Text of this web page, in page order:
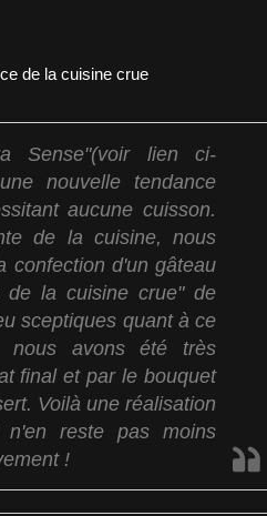
Sense"(voir lien ci-
nouvelle tendance
aucune cuisson.
de la cuisine, nous
confection d'un gâteau
la cuisine crue" de
sceptiques quant à ce
nous avons été très
final et par le bouquet
Voilà une réalisation
reste pas moins
!